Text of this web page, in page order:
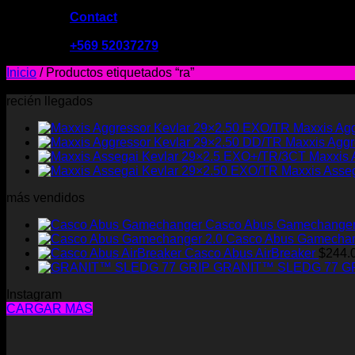
Contact
+569 52037279
Inicio /Productos etiquetados “ra”
recién llegados
Maxxis
Maxxis
Maxxis
Maxxis
más vendidos
Casco Abus
Casco Abus
Casco Abus AirBreaker $
GRANIT™ SLEDG 77
Instagram
CARGAR MÁS